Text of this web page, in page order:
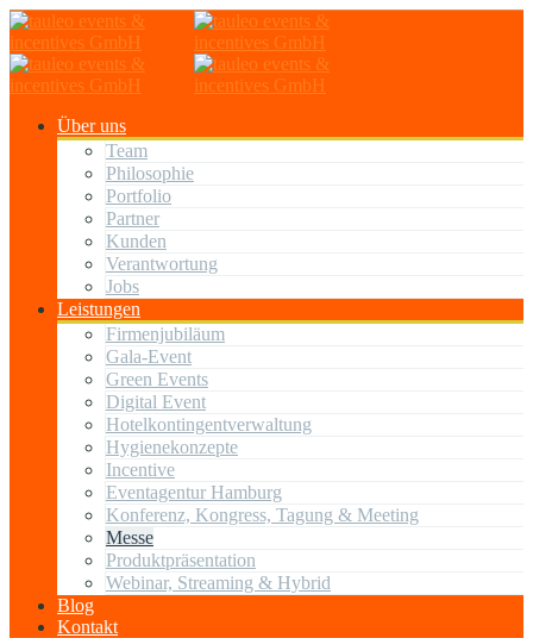
Über uns
Team
Philosophie
Portfolio
Partner
Kunden
Verantwortung
Jobs
Leistungen
Firmenjubiläum
Gala-Event
Green Events
Digital Event
Hotelkontingentverwaltung
Hygienekonzepte
Incentive
Eventagentur Hamburg
Konferenz, Kongress, Tagung & Meeting
Messe
Produktpräsentation
Webinar, Streaming & Hybrid
Blog
Kontakt